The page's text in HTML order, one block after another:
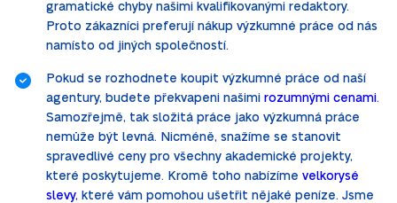
gramatické chyby našimi kvalifikovanými redaktory.
Proto zákazníci preferují nákup výzkumné práce od nás
namísto od jiných společností.
Pokud se rozhodnete koupit výzkumné práce od naší
agentury, budete překvapeni našimi rozumnými cenami.
Samozřejmě, tak složitá práce jako výzkumná práce
nemůže být levná. Nicméně, snažíme se stanovit
spravedlivé ceny pro všechny akademické projekty,
které poskytujeme. Kromě toho nabízíme velkorysé
slevy, které vám pomohou ušetřit nějaké peníze. Jsme